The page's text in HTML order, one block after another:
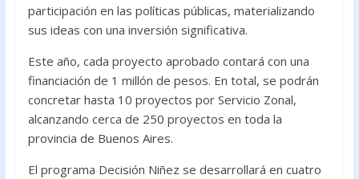
participación en las políticas públicas, materializando
sus ideas con una inversión significativa.
Este año, cada proyecto aprobado contará con una
financiación de 1 millón de pesos. En total, se podrán
concretar hasta 10 proyectos por Servicio Zonal,
alcanzando cerca de 250 proyectos en toda la
provincia de Buenos Aires.
El programa Decisión Niñez se desarrollará en cuatro